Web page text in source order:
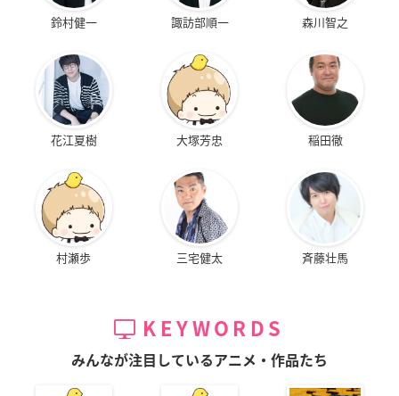
鈴村健一 諏訪部順一 森川智之
花江夏樹 大塚芳忠 稲田徹
村瀬歩 三宅健太 斉藤壮馬
KEYWORDS
みんなが注目しているアニメ・作品たち